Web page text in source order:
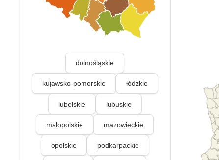
dolnośląskie
kujawsko-pomorskie łódzkie
lubelskie lubuskie
małopolskie mazowieckie
opolskie podkarpackie